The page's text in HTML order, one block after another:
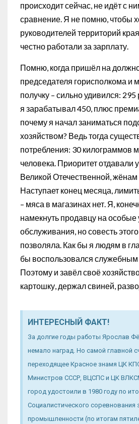
происходит сейчас, не идёт с
сравнение. Я не помню, чтобы
руководителей территорий
честно работали за зарплату.
Помню, когда пришёл на
председателя горисполкома и
получку – сильно удивился: 295
я зарабатывал 450, плюс
почему я начал заниматься
хозяйством? Ведь тогда
потребления: 30 килограммов
человека. Приоритет отдавали
Великой Отечественной,
Наступает конец месяца,
– мяса в магазинах нет. Я,
намекнуть продавцу на особые
обслуживания, но совесть
позволяла. Как бы я людям в
бы воспользовался
Поэтому и завёл своё
картошку, держал свиней,
ИНТЕРЕСНЫЙ ФАКТ!
За долгие годы работы Ярослав
немало наград. Но самой главной
переходящее Красное знамя ЦК
Министров СССР, ВЦСПС и ЦК
город удостоили в 1980 году по
Социалистического соревнования
промышленности (по итогам